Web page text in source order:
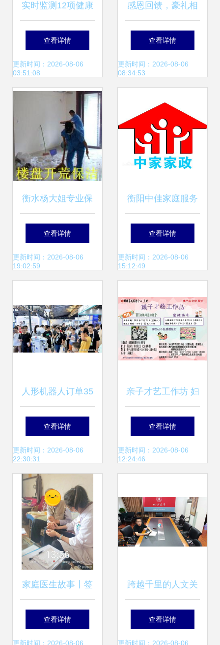
实时监测12项健康
指标 欧美家庭健康
产品的火爆与未来
趋势
查看详情
更新时间：2026-08-06
03:51:08
感恩回馈，豪礼相
送——科恩电器皖
中总裁签售引爆家
查看详情
更新时间：2026-08-06
08:34:53
衡水杨大姐专业保
洁美缝公司 品质家
政，守护家的洁净
查看详情
更新时间：2026-08-06
19:02:59
衡阳中佳家庭服务
专业家政，贴心守
护
查看详情
更新时间：2026-08-06
15:12:49
人形机器人订单35
亿交付不足千台 家
政服务市场的尴尬
生意与买单困境
查看详情
更新时间：2026-08-06
22:30:31
亲子才艺工作坊 妇
联家庭服务中心的
家庭服务新篇章
查看详情
更新时间：2026-08-06
12:24:46
家庭医生故事丨签
约服务，守护家的
查看详情
更新时间：2026-08-06
跨越千里的人文关
怀 香港理工大学与
查看详情
更新时间：2026-08-06